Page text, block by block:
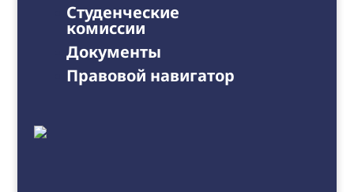
Студенческие
комиссии
Документы
Правовой навигатор